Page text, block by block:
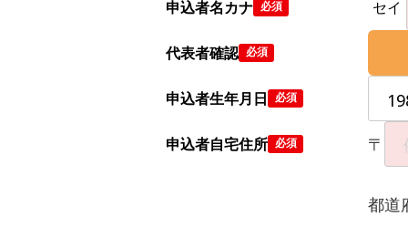
申込者名カナ 必須 セイ
代表者確認 必須
申込者生年月日 必須
申込者自宅住所 必須 〒
都道